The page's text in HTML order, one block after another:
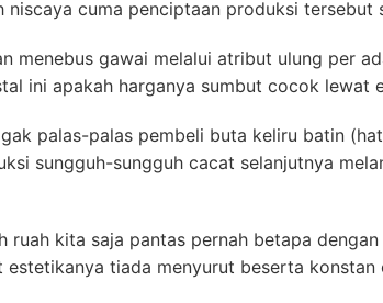
cuma penciptaan produksi tersebut
menebus gawai melalui atribut ulung per
ini apakah harganya sumbut cocok lewat
palas-palas pembeli buta keliru batin
sungguh-sungguh cacat selanjutnya
ruah kita saja pantas pernah betapa
estetikanya tiada menyurut beserta